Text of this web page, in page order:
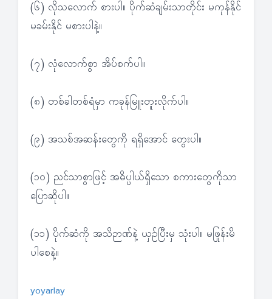
(၆) လိုသလောက် စားပါ။ ပိုက်ဆံချမ်းသာတိုင်း မကုန်နိုင်
မခမ်းနိုင် မစားပါနဲ့။
(၇) လုံလောက်စွာ အိပ်စက်ပါ။
(၈) တစ်ခါတစ်ရံမှာ ကခုန်မြူးတူးလိုက်ပါ။
(၉) အသစ်အဆန်းတွေကို ရရှိအောင် တွေးပါ။
(၁၀) ညင်သာစွာဖြင့် အဓိပ္ပါယ်ရှိသော စကားတွေကိုသာ
ပြောဆိုပါ။
(၁၁) ပိုက်ဆံကို အသိဉာဏ်နဲ့ ယှဉ်ပြီးမှ သုံးပါ။ မဖြုန်းမိ
ပါစေနဲ့။
yoyarlay